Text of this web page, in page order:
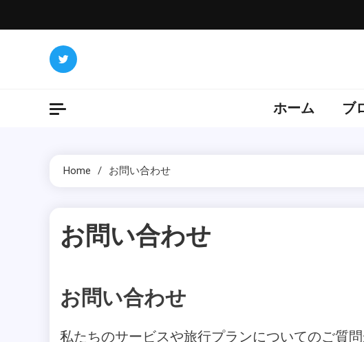
to
ホーム ブ
Home お問い合わせ
お問い合わせ
1 MIN READ
お問い合わせ
私たちのサービスや旅行プランについてのご質